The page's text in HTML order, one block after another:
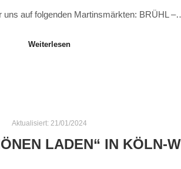
uns auf folgenden Martinsmärkten: BRÜHL
Weiterlesen
Aktualisiert: 21/01/2024
LADEN“ IN KÖLN-